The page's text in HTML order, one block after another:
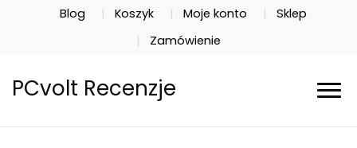
Blog Koszyk Moje konto
Sklep
Zamówienie
PCvolt Recenzje